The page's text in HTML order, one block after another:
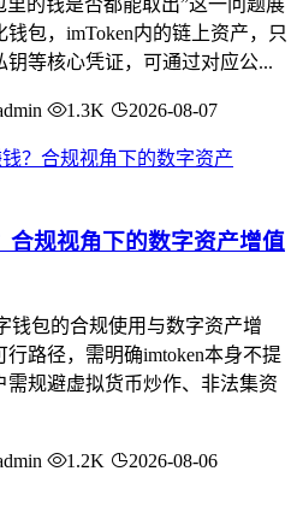
包，imToken内的链上资产，只
等核心凭证，可通过对应公...
1.3K 2026-08-07
合规视角下的数字资产增值
钱包的合规使用与数字资产增
路径，需明确imtoken本身不提
需规避虚拟货币炒作、非法集资
1.2K 2026-08-06